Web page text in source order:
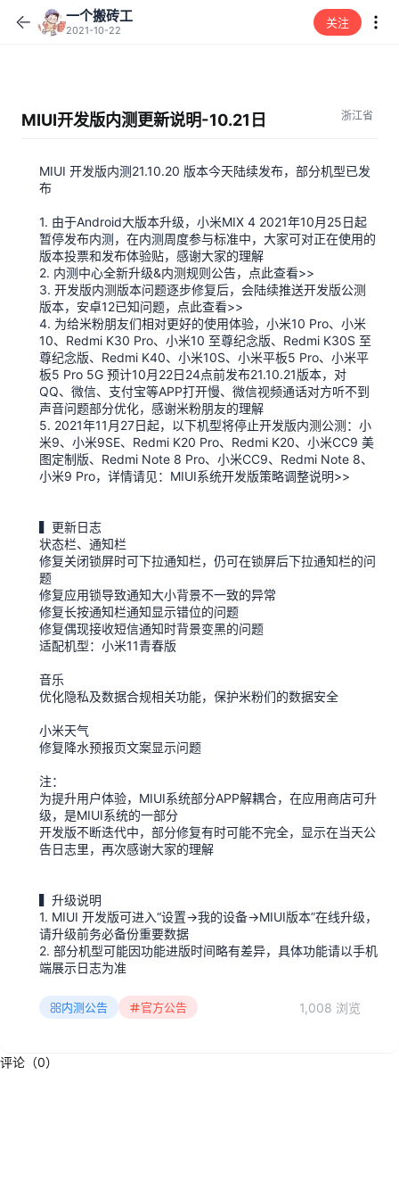
一个搬砖工
2021-10-22
关注
MIUI开发版内测更新说明-10.21日 浙江省
MIUI 开发版内测21.10.20 版本今天陆续发布，部分机型已发
布
1. 由于Android大版本升级，小米MIX 4 2021年10月25日起
暂停发布内测，在内测周度参与标准中，大家可对正在使用的
版本投票和发布体验贴，感谢大家的理解
2. 内测中心全新升级&内测规则公告，点此查看>>
3. 开发版内测版本问题逐步修复后，会陆续推送开发版公测
版本，安卓12已知问题，点此查看>>
4. 为给米粉朋友们相对更好的使用体验，小米10 Pro、小米
10、Redmi K30 Pro、小米10 至尊纪念版、Redmi K30S 至
尊纪念版、Redmi K40、小米10S、小米平板5 Pro、小米平
板5 Pro 5G 预计10月22日24点前发布21.10.21版本，对
QQ、微信、支付宝等APP打开慢、微信视频通话对方听不到
声音问题部分优化，感谢米粉朋友的理解
5. 2021年11月27日起，以下机型将停止开发版内测公测：小
米9、小米9SE、Redmi K20 Pro、Redmi K20、小米CC9 美
图定制版、Redmi Note 8 Pro、小米CC9、Redmi Note 8、
小米9 Pro，详情请见：MIUI系统开发版策略调整说明>>
▍更新日志
状态栏、通知栏
修复关闭锁屏时可下拉通知栏，仍可在锁屏后下拉通知栏的问
题
修复应用锁导致通知大小背景不一致的异常
修复长按通知栏通知显示错位的问题
修复偶现接收短信通知时背景变黑的问题
适配机型：小米11青春版
音乐
优化隐私及数据合规相关功能，保护米粉们的数据安全
小米天气
修复降水预报页文案显示问题
注：
为提升用户体验，MIUI系统部分APP解耦合，在应用商店可升
级，是MIUI系统的一部分
开发版不断迭代中，部分修复有时可能不完全，显示在当天公
告日志里，再次感谢大家的理解
▍升级说明
1. MIUI 开发版可进入“设置→我的设备→MIUI版本”在线升级，
请升级前务必备份重要数据
2. 部分机型可能因功能进版时间略有差异，具体功能请以手机
端展示日志为准
内测公告 官方公告 1,008 浏览
评论（0）